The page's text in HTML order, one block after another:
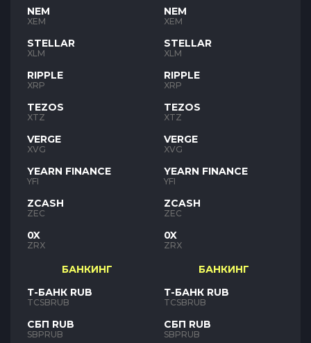
NEM
XEM
STELLAR
XLM
RIPPLE
XRP
TEZOS
XTZ
VERGE
XVG
YEARN FINANCE
YFI
ZCASH
ZEC
0X
ZRX
БАНКИНГ
Т-БАНК RUB
TCSBRUB
СБП RUB
SBPRUB
NEM
XEM
STELLAR
XLM
RIPPLE
XRP
TEZOS
XTZ
VERGE
XVG
YEARN FINANCE
YFI
ZCASH
ZEC
0X
ZRX
БАНКИНГ
Т-БАНК RUB
TCSBRUB
СБП RUB
SBPRUB